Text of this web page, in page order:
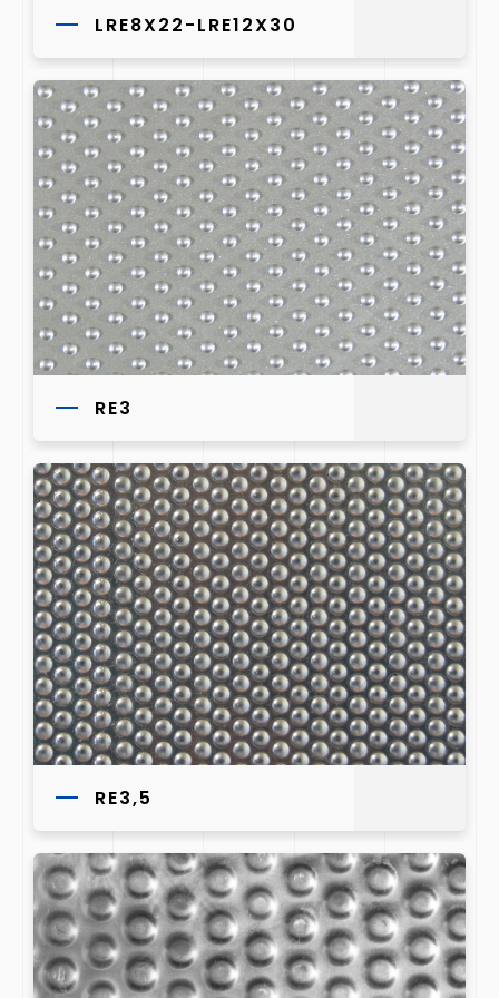
LRE8X22-LRE12X30
RE3
RE3,5